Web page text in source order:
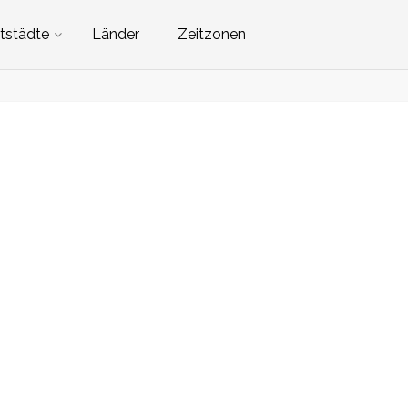
Länder Zeitzonen